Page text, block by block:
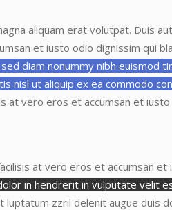
aliquam erat volutpat. Duis
et iusto odio dignissim qui
diam nonummy nibh euismod
nisl ut aliquip ex ea commodo
at vero eros et accumsan et
at vero eros et accumsan et
in hendrerit in vulputate velit
luptatum zzril delenit augue duis